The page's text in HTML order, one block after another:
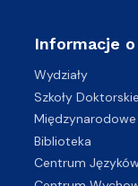
Informacje o
Wydziały
Szkoły Doktorskie
Biblioteka
Centrum